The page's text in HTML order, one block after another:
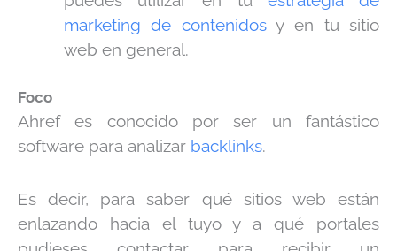
marketing de contenidosy en tu sitio
web en general.
Foco
Ahref es conocido por ser un fantástico
software para analizar backlinks.
Es decir, para saber qué sitios web están
enlazando hacia el tuyo y a qué portales